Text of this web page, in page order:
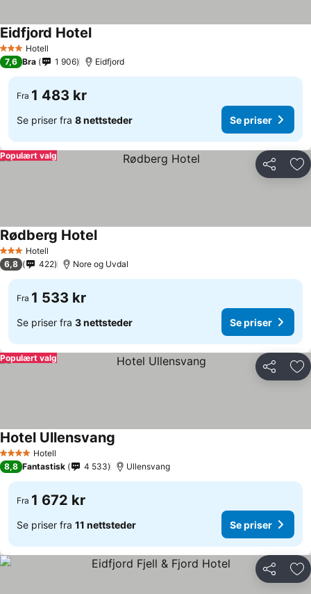
3 StjernerHotell
Eidfjord Hotel
7,6 Bra 1 906 Eidfjord
Fra 1 483 kr
Se priser fra 8 nettsteder Se priser
Del
Populært valg
3 StjernerHotell
Rødberg Hotel
6,8 422 Nore og Uvdal
Fra 1 533 kr
Se priser fra 3 nettsteder Se priser
Del
Populært valg
4 StjernerHotell
Hotel Ullensvang
8,8 Fantastisk 4 533 Ullensvang
Fra 1 672 kr
Se priser fra 11 nettsteder Se priser
Del